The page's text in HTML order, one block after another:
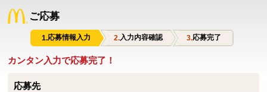
ご応募
応募情報入力 入力内容確認 応募完了
カンタン入力で応募完了！
応募先